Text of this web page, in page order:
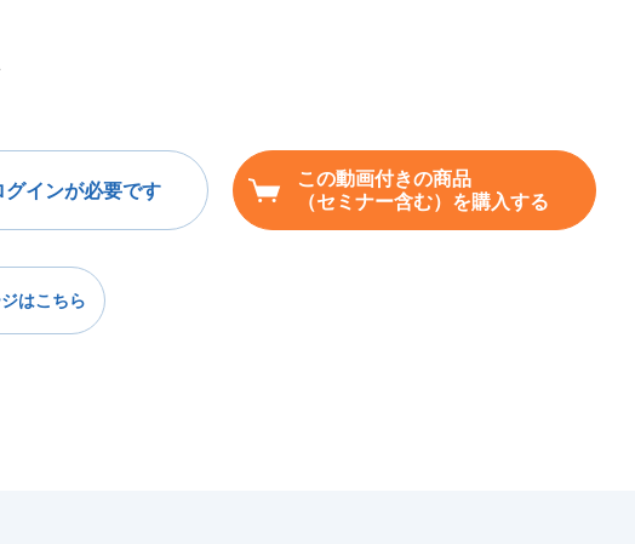
グインが必要です
この動画付きの商品
（セミナー含む）を購入する
はこちら